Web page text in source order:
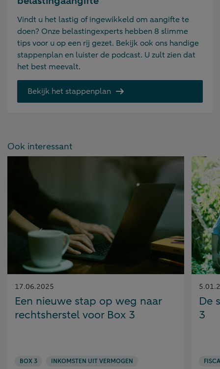
Vindt u het lastig of ingewikkeld om aangifte te
doen? Onze belastingexperts hebben 8 slimme
tips voor u op een rij gezet. Bekijk ook ons handige
stappenplan en luister de podcast. U zult zien dat
het best meevalt.
Bekijk het stappenplan
Ook interessant
Gepubliceerd
op:
17.06.2025
Een nieuwe stap op weg naar
rechtsherstel voor Box 3
BOX 3
INKOMSTEN UIT VERMOGEN
op:
De
3